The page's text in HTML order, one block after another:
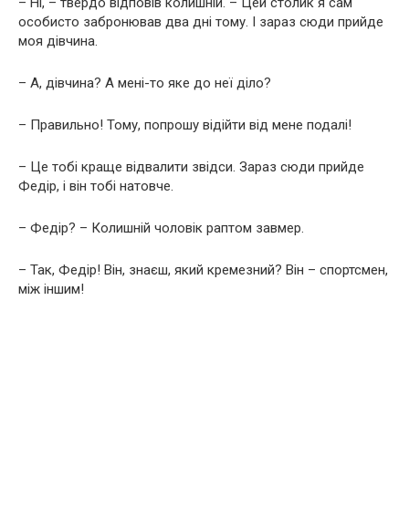
особисто забронював два дні тому. І зараз сюди прийде
моя дівчина.
– А, дівчина? А мені-то яке до неї діло?
– Правильно! Тому, попрошу відійти від мене подалі!
– Це тобі краще відвалити звідси. Зараз сюди прийде
Федір, і він тобі натовче.
– Федір? – Колишній чоловік раптом завмер.
– Так, Федір! Він, знаєш, який кремезний? Він – спортсмен,
між іншим!